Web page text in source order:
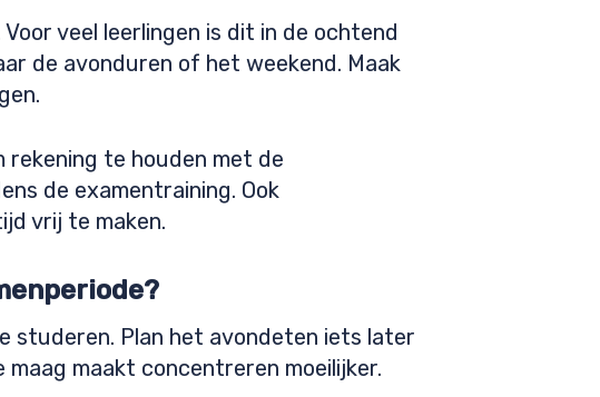
veel leerlingen is dit in de ochtend
de avonduren of het weekend. Maak
rekening te houden met de
de examentraining. Ook
vrij te maken.
studeren. Plan het avondeten iets later
maakt concentreren moeilijker.